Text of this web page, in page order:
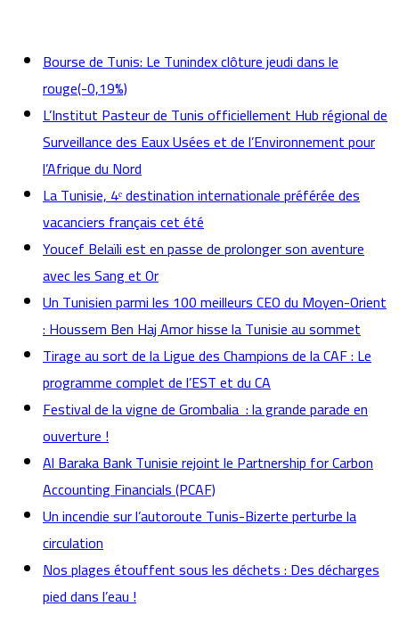
Bourse de Tunis: Le Tunindex clôture jeudi dans le
rouge(-0,19%)
L’Institut Pasteur de Tunis officiellement Hub régional de
Surveillance des Eaux Usées et de l’Environnement pour
l’Afrique du Nord
La Tunisie, 4ᵉ destination internationale préférée des
vacanciers français cet été
Youcef Belaïli est en passe de prolonger son aventure
avec les Sang et Or
Un Tunisien parmi les 100 meilleurs CEO du Moyen-Orient
: Houssem Ben Haj Amor hisse la Tunisie au sommet
Tirage au sort de la Ligue des Champions de la CAF : Le
programme complet de l’EST et du CA
Festival de la vigne de Grombalia : la grande parade en
ouverture !
Al Baraka Bank Tunisie rejoint le Partnership for Carbon
Accounting Financials (PCAF)
Un incendie sur l’autoroute Tunis-Bizerte perturbe la
circulation
Nos plages étouffent sous les déchets : Des décharges
pied dans l’eau !